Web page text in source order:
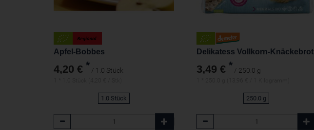
Apfel-Bobbes
4,20 € * / 1.0 Stück
1.0 Stück
Delikatess Vollkorn-Knäckebrot
3,49 € * / 250.0 g
250.0 g